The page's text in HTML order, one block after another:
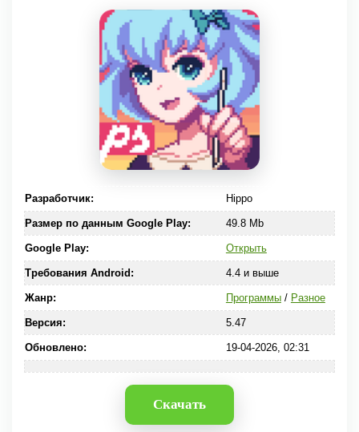
Разработчик: Hippo
Размер по данным Google Play: 49.8 Mb
Google Play: Открыть
Требования Android: 4.4 и выше
Жанр: Программы/ Разное
Версия: 5.47
Обновлено: 19-04-2026, 02:31
Скачать